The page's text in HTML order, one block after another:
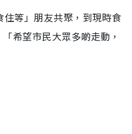
等」朋友共聚，到現時食
希望市民大眾多啲走動，